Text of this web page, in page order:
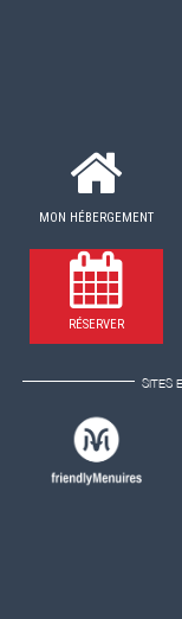
MON HÉBERGEMENT
RÉSERVER
SITES